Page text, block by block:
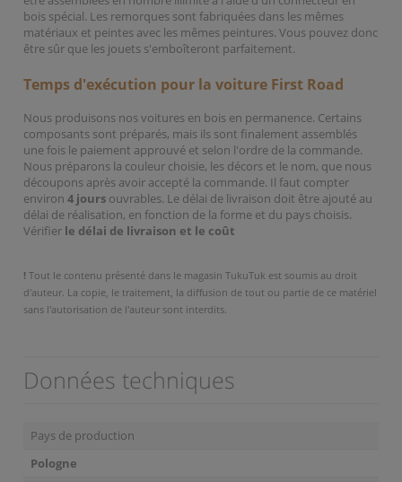
bois spécial. Les remorques sont fabriquées dans les mêmes
matériaux et peintes avec les mêmes peintures. Vous pouvez donc
être sûr que les jouets s'emboîteront parfaitement.
Temps d'exécution pour la voiture First Road
Nous produisons nos voitures en bois en permanence. Certains
composants sont préparés, mais ils sont finalement assemblés
une fois le paiement approuvé et selon l'ordre de la commande.
Nous préparons la couleur choisie, les décors et le nom, que nous
découpons après avoir accepté la commande. Il faut compter
environ 4 jours ouvrables. Le délai de livraison doit être ajouté au
délai de réalisation, en fonction de la forme et du pays choisis.
Vérifier le délai de livraison et le coût
! Tout le contenu présenté dans le magasin TukuTuk est soumis au droit
d'auteur. La copie, le traitement, la diffusion de tout ou partie de ce matériel
sans l'autorisation de l'auteur sont interdits.
Données techniques
Pays de production
Pologne